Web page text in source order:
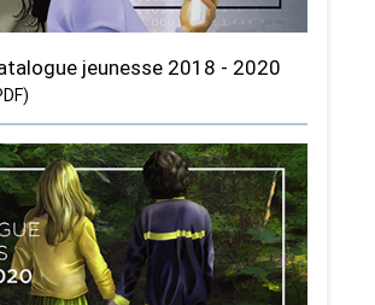
jeunesse 2018 - 2020